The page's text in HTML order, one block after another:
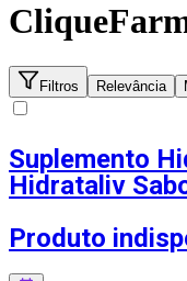
Filtros Relevância
Suplemento
Hidrataliv
Produto